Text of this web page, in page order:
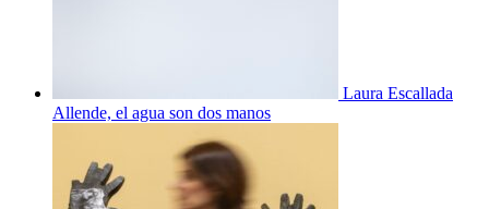
Laura Escallada
Allende, el agua son dos manos